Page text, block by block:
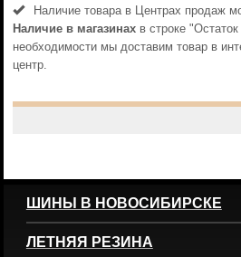
Наличие товара в Центрах продаж
Наличие в магазинахв строке
необходимости мы доставим товар в
центр.
ШИНЫ В НОВОСИБИРСКЕ
ЛЕТНЯЯ РЕЗИНА